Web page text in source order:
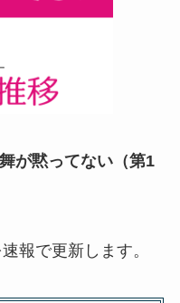
が黙ってない（第1
報で更新します。